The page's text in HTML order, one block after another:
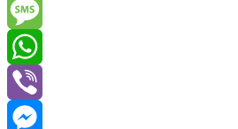
Email
Message
WhatsApp
Viber